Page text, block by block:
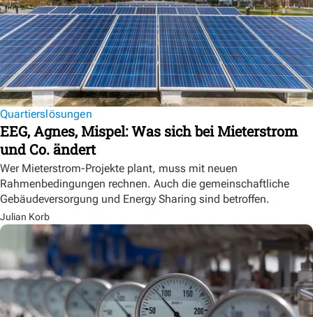
Quartierslösungen
EEG, Agnes, Mispel: Was sich bei Mieterstrom
und Co. ändert
Wer Mieterstrom-Projekte plant, muss mit neuen
Rahmenbedingungen rechnen. Auch die gemeinschaftliche
Gebäudeversorgung und Energy Sharing sind betroffen.
Julian Korb